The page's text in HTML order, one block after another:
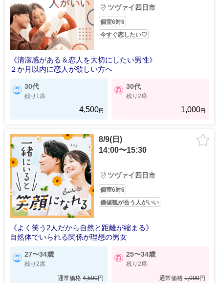
ツヴァイ四日市
個室6対6
今すぐ恋したい♡
《清潔感がある＆恋人を大切にしたい男性》
２か月以内に恋人が欲しい方へ
30代
残り1席
4,500円
30代
残り2席
1,000円
8/9(日)
14:00〜15:30
ツヴァイ四日市
個室6対6
価値観が合う人がいい
《よく笑う2人だから自然と距離が縮まる》
自然体でいられる関係が理想の男女
27〜34歳
残り2席
通常価格 4,500円
25〜34歳
残り2席
通常価格 1,000円